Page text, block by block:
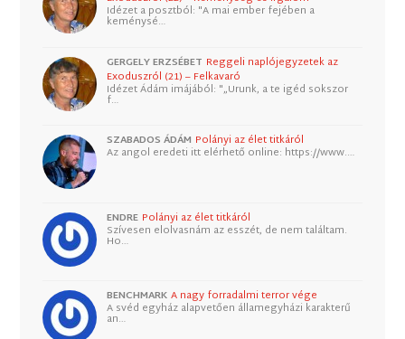
Idézet a posztból: "A mai ember fejében a
keménysé…
GERGELY ERZSÉBET Reggeli naplójegyzetek az
Exoduszról (21) – Felkavaró
Idézet Ádám imájából: "„Urunk, a te igéd sokszor
f…
SZABADOS ÁDÁM Polányi az élet titkáról
Az angol eredeti itt elérhető online: https://www.…
ENDRE Polányi az élet titkáról
Szívesen elolvasnám az esszét, de nem találtam.
Ho…
BENCHMARK A nagy forradalmi terror vége
A svéd egyház alapvetően államegyházi karakterű
an…